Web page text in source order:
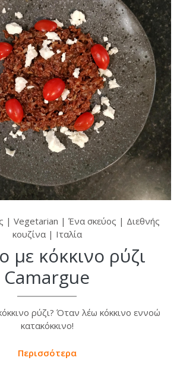
| Vegetarian | Ένα σκεύος | Διεθνής
κουζίνα| Ιταλία
με κόκκινο ρύζι
Camargue
ρύζι? Όταν λέω κόκκινο εννοώ
κατακόκκινο!
Περισσότερα